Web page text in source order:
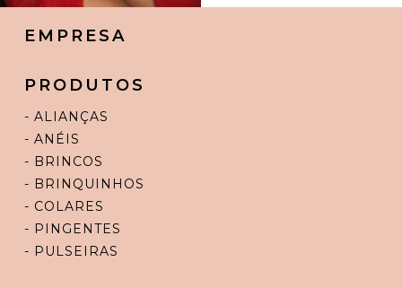
EMPRESA
PRODUTOS
- ALIANÇAS
- ANÉIS
- BRINCOS
- BRINQUINHOS
- COLARES
- PINGENTES
- PULSEIRAS